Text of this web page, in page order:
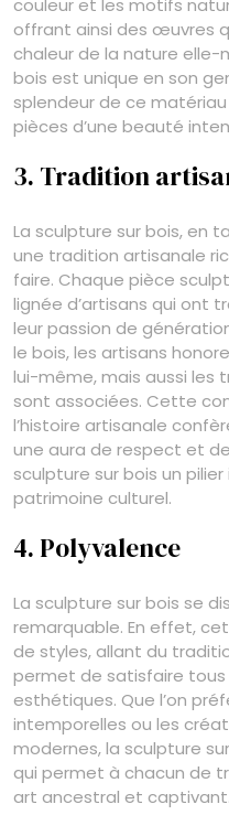
couleur et les motifs
offrant ainsi des œuvres
chaleur de la nature elle-
bois est unique en son
splendeur de ce
pièces d’une beauté
3. Tradition
La sculpture sur bois, en
une tradition artisanale
faire. Chaque pièce
lignée d’artisans qui ont
leur passion de
le bois, les artisans
lui-même, mais aussi les
sont associées. Cette
l’histoire artisanale
une aura de respect et
sculpture sur bois un
patrimoine culturel.
4. Polyvalence
La sculpture sur bois se
remarquable. En effet,
de styles, allant du
permet de satisfaire
esthétiques. Que l’on
intemporelles ou les
modernes, la sculpture
qui permet à chacun de
art ancestral et captivant.